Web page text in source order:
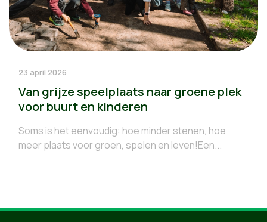
23 april 2026
Van grijze speelplaats naar groene plek
voor buurt en kinderen
Soms is het eenvoudig: hoe minder stenen, hoe
meer plaats voor groen, spelen en leven!Een...